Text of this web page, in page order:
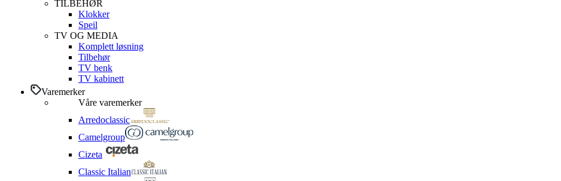
TILBEHØR
Klokker
Speil
TV OG MEDIA
Komplett løsning
Tilbehør
TV benk
TV kabinett
Varemerker
Våre varemerker
Arredoclassic
Camelgroup
Cizeta
Classic Italian